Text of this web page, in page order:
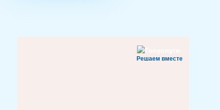
Решаем вместе